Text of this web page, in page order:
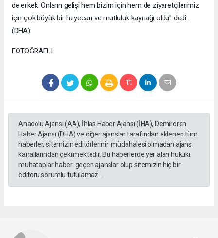
de erkek. Onların gelişi hem bizim için hem de ziyaretçilerimiz
için çok büyük bir heyecan ve mutluluk kaynağı oldu" dedi.
(DHA)
FOTOĞRAFLI
Anadolu Ajansı (AA), İhlas Haber Ajansı (İHA), Demirören
Haber Ajansı (DHA) ve diğer ajanslar tarafından eklenen tüm
haberler, sitemizin editörlerinin müdahalesi olmadan ajans
kanallarından çekilmektedir. Bu haberlerde yer alan hukuki
muhataplar haberi geçen ajanslar olup sitemizin hiç bir
editörü sorumlu tutulamaz...